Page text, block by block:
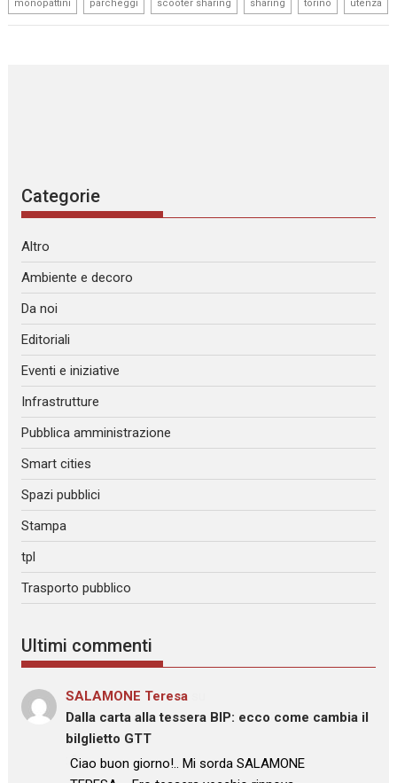
monopattini parcheggi scooter sharing sharing torino utenza
Categorie
Altro
Ambiente e decoro
Da noi
Editoriali
Eventi e iniziative
Infrastrutture
Pubblica amministrazione
Smart cities
Spazi pubblici
Stampa
tpl
Trasporto pubblico
Ultimi commenti
SALAMONE Teresa
Dalla carta alla tessera BIP: ecco come cambia il
bilglietto GTT
: “
Ciao buon giorno!.. Mi sorda SALAMONE